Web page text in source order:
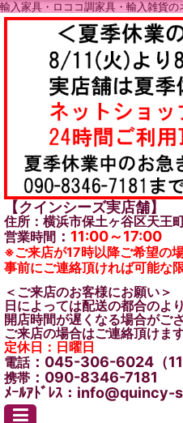
輸入家具・ロココ調家具・輸入雑貨
【クインシーズ実店舗】
住所：横浜市保土ヶ谷区天王
営業時間 ： 11:00～17:00
※ご来店が17時以降ご希望の
事前にご連絡頂ければ可能な
＜ご来店のお客様にお願い＞
日によっては配送の都合のよ
開店時間が遅くなる場合がご
ご来店の場合はご連絡頂けま
定休日：日曜日
電話：045-306-6024（
携帯 ：090-8346-7181
ﾒｰﾙｱﾄﾞﾚｽ：info@quincy-